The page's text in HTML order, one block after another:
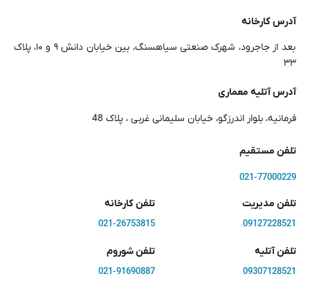
آدرس کارخانه
بعد از جاجرود، شهرک صنعتی سیاهسنگ، بین خیابان دانش ۹ و ۱۰، پلاک
۳۳
آدرس آتلیه معماری
فرمانیه، بلوار اندرزگو، خیابان سلیمانی غربی ، پلاک 48
تلفن مستقیم
021-77000229
تلفن مدیریت
09127228521
تلفن کارخانه
021-26753815
تلفن آتلیه
09307128521
تلفن شوروم
021-91690887